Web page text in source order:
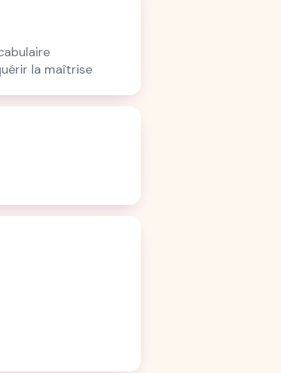
la maîtrise